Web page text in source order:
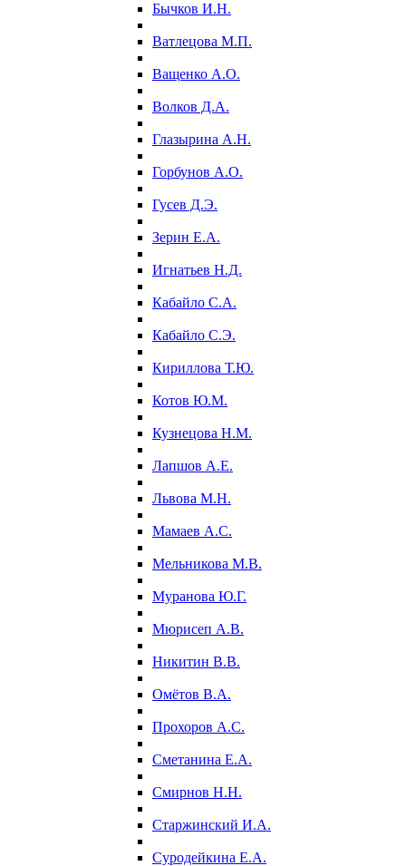
Бычков И.Н.
Ватлецова М.П.
Ващенко А.О.
Волков Д.А.
Глазырина А.Н.
Горбунов А.О.
Гусев Д.Э.
Зерин Е.А.
Игнатьев Н.Д.
Кабайло С.А.
Кабайло С.Э.
Кириллова Т.Ю.
Котов Ю.М.
Кузнецова Н.М.
Лапшов А.Е.
Львова М.Н.
Мамаев А.С.
Мельникова М.В.
Муранова Ю.Г.
Мюрисеп А.В.
Никитин В.В.
Омётов В.А.
Прохоров А.С.
Сметанина Е.А.
Смирнов Н.Н.
Старжинский И.А.
Суродейкина Е.А.